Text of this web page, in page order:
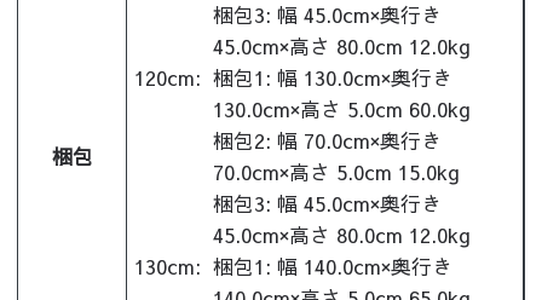
梱包
梱包3: 幅 45.0cm×奥行き
45.0cm×高さ 80.0cm 12.0kg
120cm: 梱包1: 幅 130.0cm×奥行き
130.0cm×高さ 5.0cm 60.0kg
梱包2: 幅 70.0cm×奥行き
70.0cm×高さ 5.0cm 15.0kg
梱包3: 幅 45.0cm×奥行き
45.0cm×高さ 80.0cm 12.0kg
130cm: 梱包1: 幅 140.0cm×奥行き